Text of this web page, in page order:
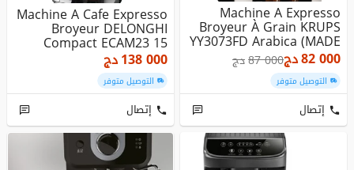
Machine A Expresso
Broyeur À Grain KRUPS
YY3073FD Arabica (MADE
IN FR...
82 000دج87 000دج
التوصيل متوفر
إتصال
Machine A Cafe Expresso
Broyeur DELONGHI
Compact ECAM23 15
Bars-1.7l
138 000دج
التوصيل متوفر
إتصال